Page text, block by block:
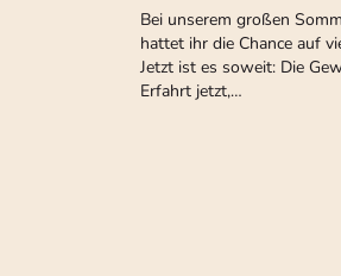
Bei unserem großen
hattet ihr die Chance auf
Jetzt ist es soweit: Die
Erfahrt jetzt,…